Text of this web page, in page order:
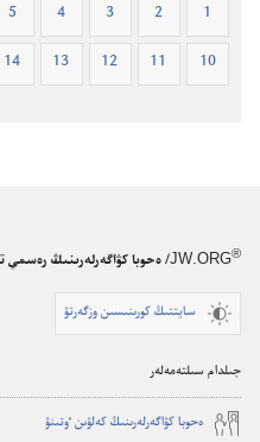
1
2
3
4
5
10
11
12
13
14
JW.ORG® / ەحوبا كۋاگەرلەرىنىڭ رەسمي
سايتتىڭ كورىنىسىن وزگەرتۋ
جىلدام سىلتەمەلەر
ە‌حوبا كۋاگە‌رلە‌رىنىڭ كە‌لۋىن ٶتىنۋ